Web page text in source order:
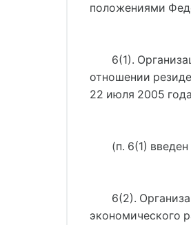
положениями
6(1).
отношении
22 июля 2005
(п. 6(1)
6(2).
экономического